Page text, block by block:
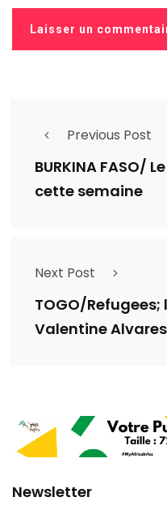
Previous Post
BURKINA FASO/
cette semaine
Next Post
TOGO/
Valentine Alvares
Newsletter